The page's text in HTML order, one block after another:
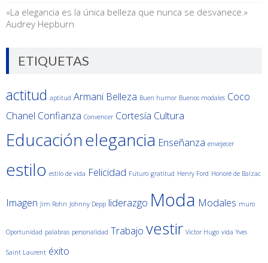
«La elegancia es la única belleza que nunca se desvanece.»
Audrey Hepburn
ETIQUETAS
actitud aptitud Armani Belleza Buen humor Buenos modales Coco
Chanel Confianza Convencer Cortesía Cultura
Educaciónelegancia Enseñanza envejecer
estilo estilo de vida Felicidad Futuro gratitud Henry Ford Honoré de Balzac
Imagen Jim Rohn Johnny Depp liderazgo Moda Modales muro
Oportunidad palabras personalidad Trabajo vestir Victor Hugo vida Yves
Saint Laurent éxito